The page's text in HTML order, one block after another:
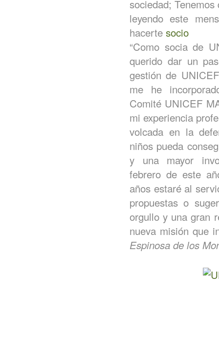
sociedad;
leyendo este
hacerte socio
“Como socia de
querido dar un
gestión de
me he
Comité UNICEF
mi experiencia
volcada en la
niños pueda
y una mayor
febrero de este
años estaré al
propuestas o
orgullo y una gran
nueva misión que
Espinosa de los